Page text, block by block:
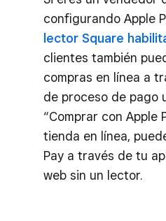
configurando Apple
lector Square
clientes también
compras en línea a
de proceso de pago
“Comprar con Apple
tienda en línea,
Pay a través de tu
web sin un lector.